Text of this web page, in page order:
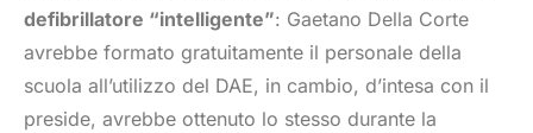
defibrillatore “intelligente”: Gaetano Della Corte
avrebbe formato gratuitamente il personale della
scuola all’utilizzo del DAE, in cambio, d’intesa con il
preside, avrebbe ottenuto lo stesso durante la